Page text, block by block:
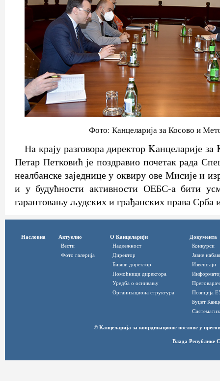
Фото: Канцеларија за Косово и
На крају разговора директор Kанцеларије
Петар Петковић је поздравио почетак рада
неалбанске заједнице у оквиру ове Мисије и
и у будућности активности ОЕБС-а бити
гарантовању људских и грађанских права Срба
Насловна Актуелно
Вести
Фото галерија
О Канцеларији
Надлежност
Директор
Бивши директор
Помоћници директора
Уредба о оснивању
Организациона структура
Документа
Конкурси
Јавне
Извештаји
Позиција
Буџет
© Канцеларија за координационе послове у
Влада Републике